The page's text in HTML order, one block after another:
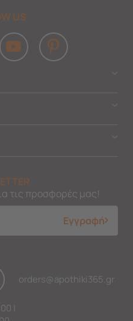
US
τις προσφορές μας!
Εγγραφή
orders@apothiki365.gr
|